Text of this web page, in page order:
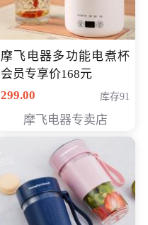
摩飞电器多功能电煮杯
会员专享价168元
299.00
库存91
摩飞电器专卖店